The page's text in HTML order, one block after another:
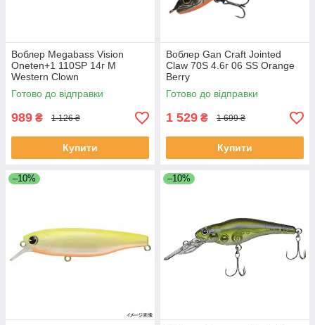
Воблер Megabass Vision
Oneten+1 110SP 14г M
Western Clown
Готово до відправки
989 ₴ 1 126 ₴
Купити
Воблер Gan Craft Jointed
Claw 70S 4.6г 06 SS Orange
Berry
Готово до відправки
1 529 ₴ 1 699 ₴
Купити
–10% –10%